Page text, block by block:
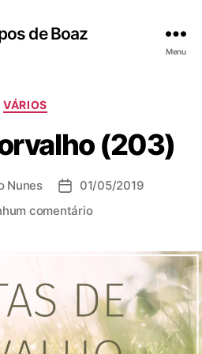
de Boaz
Menu
C
t
e
o
r
VÁRIOS
(203)
Nunes
D
u
b
l
01/05/2019
comentárioe
a
s
e